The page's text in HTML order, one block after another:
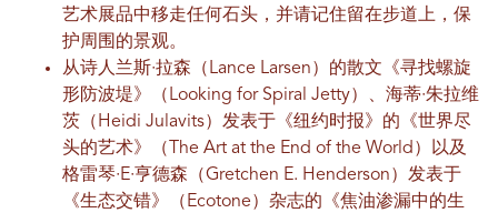
艺术展品中移走任何石头，并请记住留在步道上，保
护周围的景观。
从诗人兰斯·拉森（Lance Larsen）的散文《寻找螺旋
形防波堤》（Looking for Spiral Jetty）、海蒂·朱拉维
茨（Heidi Julavits）发表于《纽约时报》的《世界尽
头的艺术》（The Art at the End of the World）以及
格雷琴·E·亨德森（Gretchen E. Henderson）发表于
《生态交错》（Ecotone）杂志的《焦油渗漏中的生